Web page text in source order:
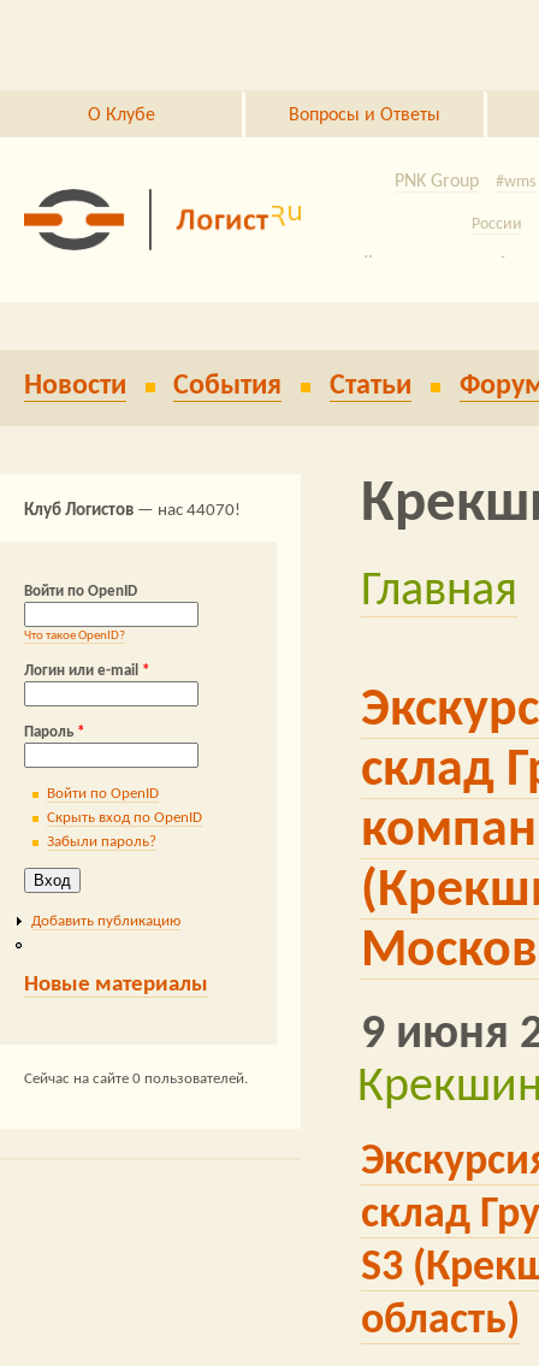
О Клубе Вопросы и Ответы
PNK Group #wms
России
#логистика
Китай e-
Jungheinrich
Байкал
управление запасами
Новости События Статьи
Вы здесь
Главная
склад
9 июня
склад
S3
область)
Клуб Логистов — нас 44070!
Войти по OpenID
Что такое OpenID?
Логин или e-mail *
Пароль *
Войти по OpenID
Скрыть вход по OpenID
Забыли пароль?
Добавить публикацию
Новые материалы
Сейчас на сайте 0 пользователей.